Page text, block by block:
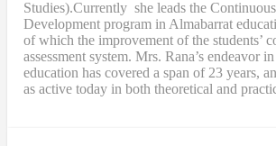
Studies).Currently she leads the
Development program in Almabarrat
of which the improvement of the students’
assessment system. Mrs. Rana’s endeavor
education has covered a span of 23 years,
as active today in both theoretical and